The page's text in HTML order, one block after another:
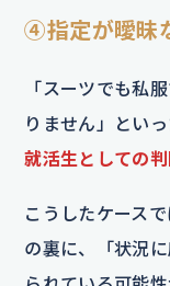
④指定が曖昧
「スーツでも私
りません」とい
就活生としての
こうしたケース
の裏に、「状況